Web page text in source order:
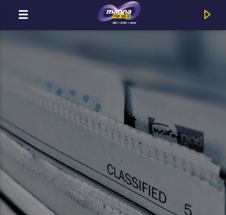
MOST ADÁSBAN
MannaFM